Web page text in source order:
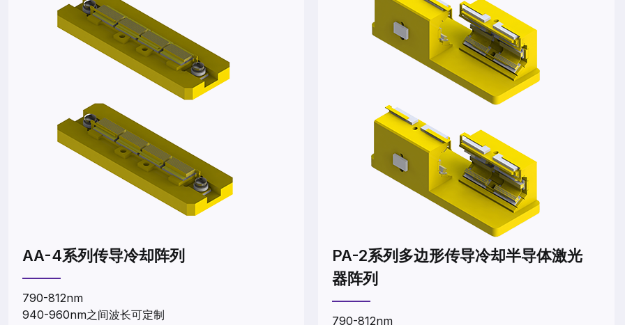
AA-4系列传导冷却阵列
790-812nm
940-960nm之间波长可定制
PA-2系列多边形传导冷却半导体激光
器阵列
790-812nm